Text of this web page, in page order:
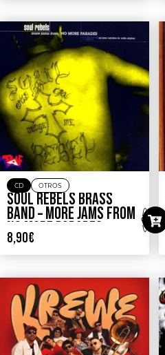
CD OTROS
SOUL REBELS BRASS
BAND – MORE JAMS FROM
NO MORE PARADES
8,90€